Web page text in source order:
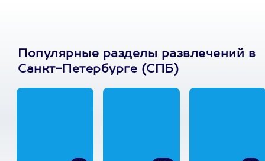
Популярные разделы развлечений в
Санкт-Петербурге (СПБ)